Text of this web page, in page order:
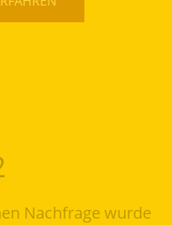
Nachfrage wurde